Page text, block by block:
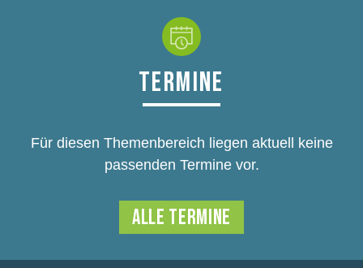
TERMINE
Für diesen Themenbereich liegen aktuell keine
passenden Termine vor.
ALLE TERMINE